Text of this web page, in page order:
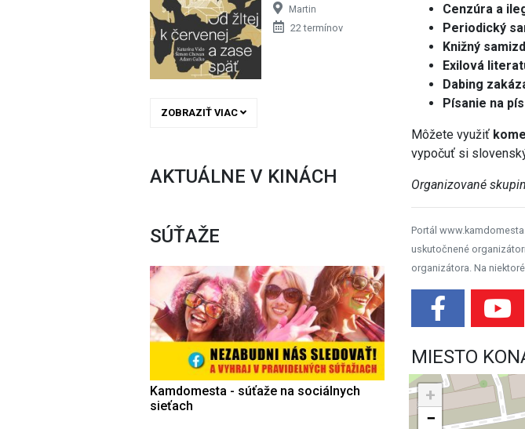
Martin
22 termínov
ZOBRAZIŤ VIAC
AKTUÁLNE V KINÁCH
SÚŤAŽE
Kamdomesta - súťaže na sociálnych
sieťach
Cenzúra a
Periodický
Knižný
Exilová
Dabing
Písanie na
Môžete využiť
vypočuť si
Organizované
Portál
uskutočnené
organizátora. Na
MIESTO
+
−